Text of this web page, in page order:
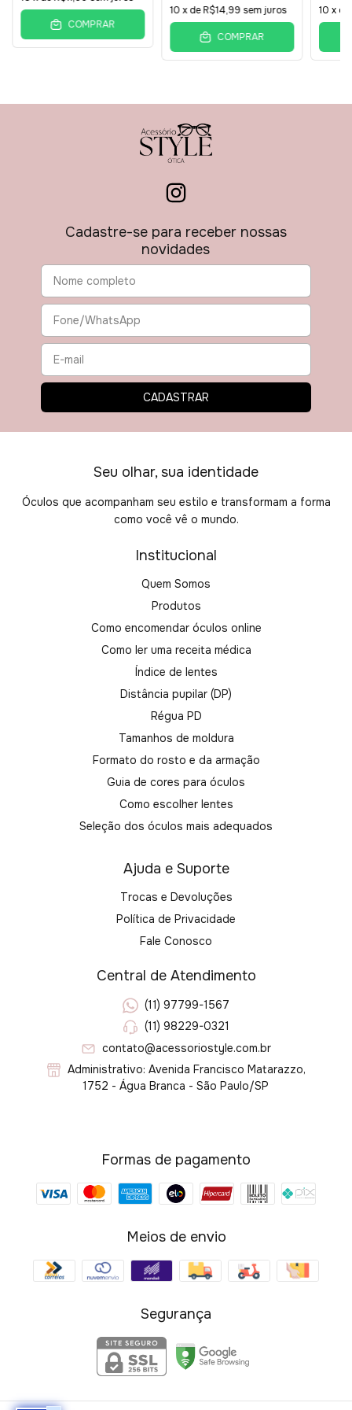
COMPRAR
10 x deR$14,99 sem juros
COMPRAR
10 x de
Cadastre-se para receber nossas
novidades
Seu olhar, sua identidade
Óculos que acompanham seu estilo e transformam a forma
como você vê o mundo.
Institucional
Quem Somos
Produtos
Como encomendar óculos online
Como ler uma receita médica
Índice de lentes
Distância pupilar (DP)
Régua PD
Tamanhos de moldura
Formato do rosto e da armação
Guia de cores para óculos
Como escolher lentes
Seleção dos óculos mais adequados
Ajuda e Suporte
Trocas e Devoluções
Política de Privacidade
Fale Conosco
Central de Atendimento
(11) 97799-1567
(11) 98229-0321
contato@acessoriostyle.com.br
Administrativo: Avenida Francisco Matarazzo,
1752 - Água Branca - São Paulo/SP
Formas de pagamento
Meios de envio
Segurança